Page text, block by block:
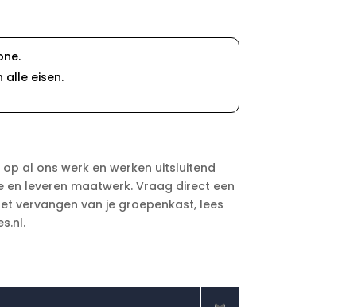
alle eisen.
al ons werk en werken uitsluitend
leveren maatwerk. Vraag direct een
vervangen van je groepenkast, lees